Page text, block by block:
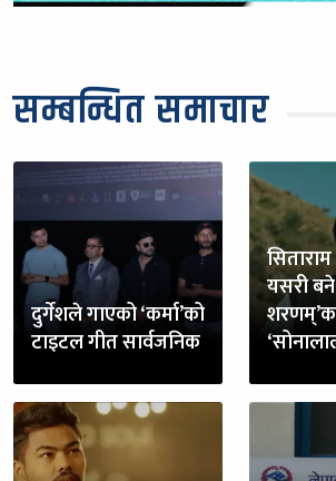
सम्बन्धित समाचार
दुर्गेशले गाएको ‘कर्मा’को
टाइटल गीत सार्वजनिक
यसरी